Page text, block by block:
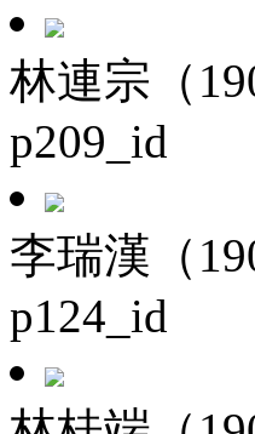
林連宗（
p209_id
李瑞漢（
p124_id